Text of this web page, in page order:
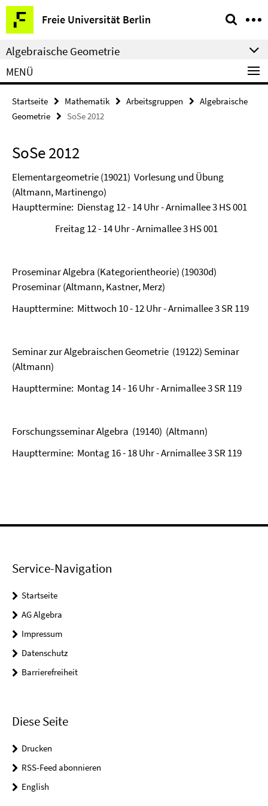
Springe
direkt
zu
Inhalt
Freie Universität Berlin
Service-
Navigation
Algebraische Geometrie
MENÜ
Startseite Mathematik Arbeitsgruppen
Algebraische
Geometrie
SoSe 2012
SoSe 2012
Elementargeometrie (19021) Vorlesung und Übung
(Altmann, Martinengo)
Haupttermine: Dienstag 12 - 14 Uhr - Arnimallee 3 HS 001
Freitag 12 - 14 Uhr - Arnimallee 3 HS 001
Proseminar Algebra (Kategorientheorie) (19030d)
Proseminar (Altmann, Kastner, Merz)
Haupttermine: Mittwoch 10 - 12 Uhr - Arnimallee 3 SR 119
Seminar zur Algebraischen Geometrie (19122) Seminar
(Altmann)
Haupttermine: Montag 14 - 16 Uhr - Arnimallee 3 SR 119
Forschungsseminar Algebra (19140) (Altmann)
Haupttermine: Montag 16 - 18 Uhr - Arnimallee 3 SR 119
Service-Navigation
Startseite
AG Algebra
Impressum
Datenschutz
Barrierefreiheit
Diese Seite
Drucken
RSS-Feed abonnieren
English